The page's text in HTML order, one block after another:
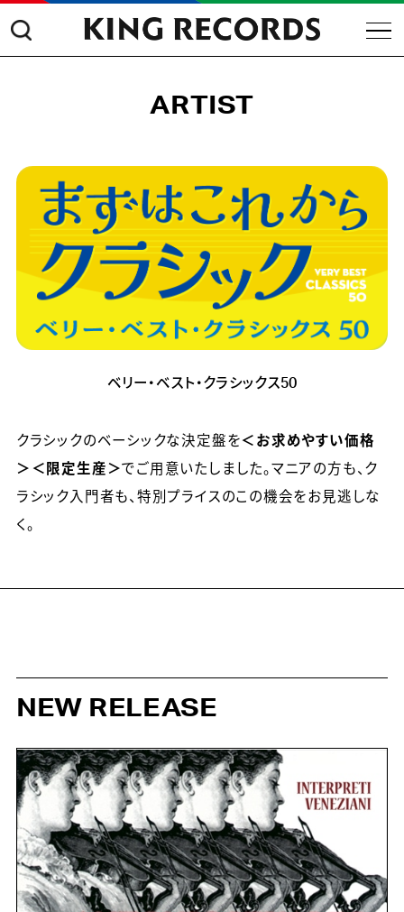
ARTIST
ベリー・ベスト・クラシックス50
クラシックのベーシックな決定盤を＜お求めやすい価格
＞＜限定生産＞でご用意いたしました。マニアの方も、ク
ラシック入門者も、特別プライスのこの機会をお見逃しな
く。
NEW RELEASE